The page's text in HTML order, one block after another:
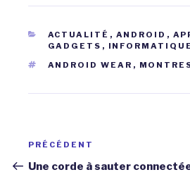
CATÉGORIES
ACTUALITÉ , ANDROID ,
GADGETS , INFORMATIQUE
ÉTIQUETTES
ANDROID WEAR ,
Navigation
de
Article
précédent
PRÉCÉDENT
Une corde à sauter